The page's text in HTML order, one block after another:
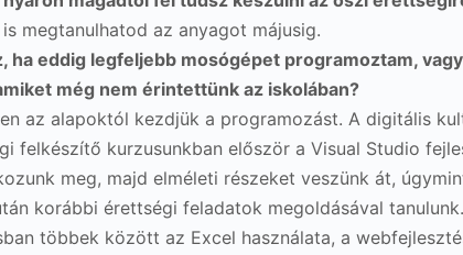
megtanulhatod az anyagot májusig.
ha eddig legfeljebb mosógépet programoztam,
még nem érintettünk az iskolában?
az alapoktól kezdjük a programozást. A digitális
felkészítő kurzusunkban először a Visual Studio
meg, majd elméleti részeket veszünk át,
korábbi érettségi feladatok megoldásával
többek között az Excel használata, a